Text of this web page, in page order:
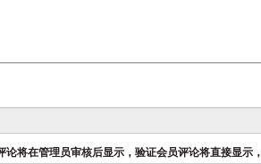
论将在管理员审核后显示，验证会员评论将直接显示，